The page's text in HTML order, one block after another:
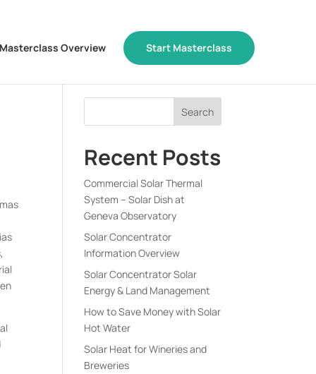
Masterclass Overview Start Masterclass
Recent Posts
Commercial Solar Thermal
System – Solar Dish at
Geneva Observatory
Solar Concentrator
Information Overview
Solar Concentrator Solar
Energy & Land Management
How to Save Money with Solar
Hot Water
Solar Heat for Wineries and
Breweries